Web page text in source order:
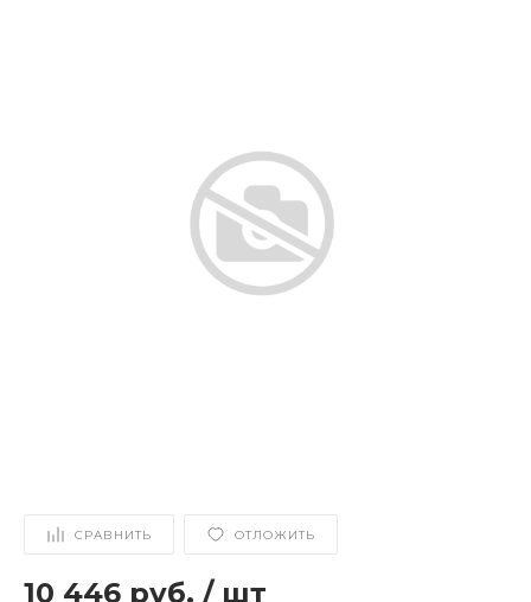
СРАВНИТЬ ОТЛОЖИТЬ
10 446 руб. / шт